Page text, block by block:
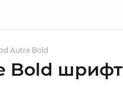
Autre Bold
Bold шрифт